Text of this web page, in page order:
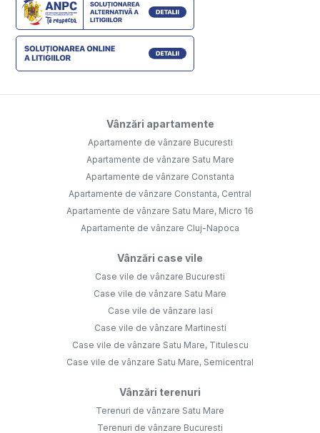
Vânzări apartamente
Apartamente de vânzare Bucuresti
Apartamente de vânzare Satu Mare
Apartamente de vânzare Constanta
Apartamente de vânzare Constanta, Central
Apartamente de vânzare Satu Mare, Micro 16
Apartamente de vânzare Cluj-Napoca
Vânzări case vile
Case vile de vânzare Bucuresti
Case vile de vânzare Satu Mare
Case vile de vânzare Iasi
Case vile de vânzare Martinesti
Case vile de vânzare Satu Mare, Titulescu
Case vile de vânzare Satu Mare, Semicentral
Vânzări terenuri
Terenuri de vânzare Satu Mare
Terenuri de vânzare Bucuresti